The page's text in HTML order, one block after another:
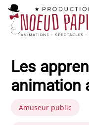
Les
animation
Amuseur public